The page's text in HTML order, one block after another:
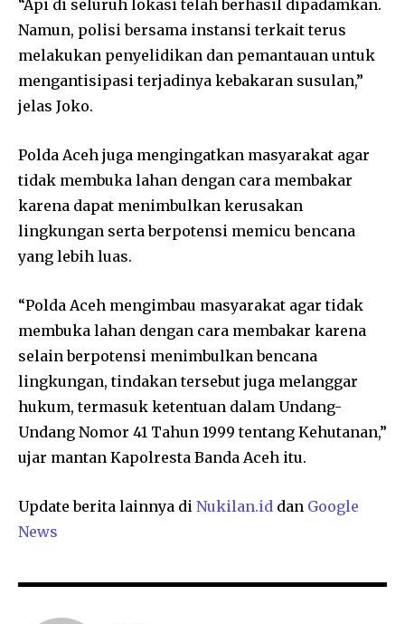
“Api di seluruh lokasi telah berhasil dipadamkan.
Namun, polisi bersama instansi terkait terus
melakukan penyelidikan dan pemantauan untuk
mengantisipasi terjadinya kebakaran susulan,”
jelas Joko.
Polda Aceh juga mengingatkan masyarakat agar
tidak membuka lahan dengan cara membakar
karena dapat menimbulkan kerusakan
lingkungan serta berpotensi memicu bencana
yang lebih luas.
“Polda Aceh mengimbau masyarakat agar tidak
membuka lahan dengan cara membakar karena
selain berpotensi menimbulkan bencana
lingkungan, tindakan tersebut juga melanggar
hukum, termasuk ketentuan dalam Undang-
Undang Nomor 41 Tahun 1999 tentang Kehutanan,”
ujar mantan Kapolresta Banda Aceh itu.
Update berita lainnya di Nukilan.id dan Google
News